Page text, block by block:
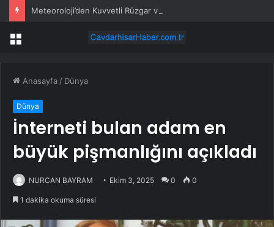
Meteoroloji’den Kuvvetli Rüzgar ve Sağanak Uyarısı
Menü
Anasayfa / Dünya
Dünya
İnterneti bulan adam en
büyük pişmanlığını açıkladı
NURCAN BAYRAM Ekim 3, 2025 0 0
1 dakika okuma süresi